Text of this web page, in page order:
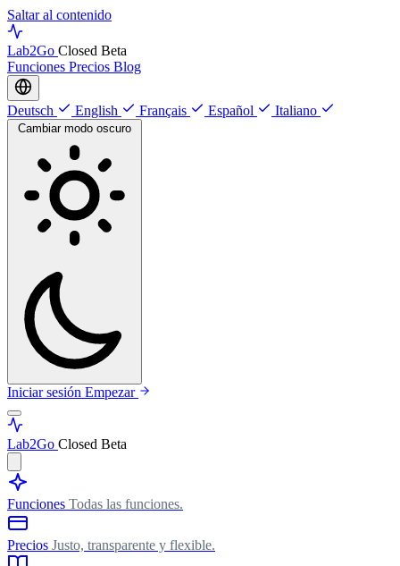
Saltar al contenido
Lab2Go Closed Beta
Funciones Precios Blog
Deutsch English Français Español Italiano
Cambiar modo oscuro
Iniciar sesión Empezar
Lab2Go Closed Beta
Funciones Todas las funciones.
Precios Justo, transparente y flexible.